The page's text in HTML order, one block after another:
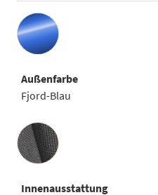
Außenfarbe
Fjord-Blau
Innenausstattung
Innenausstattung